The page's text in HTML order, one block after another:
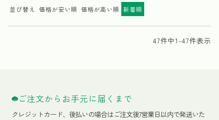
並び替え 価格が安い順 価格が高い順 新着順
47件中1 -47件表示
ご注文からお手元に届くまで
クレジットカード、 後払いの場合はご注文後7営業日以内で発送いた